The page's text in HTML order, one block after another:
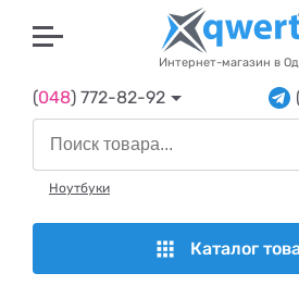
Интернет-магазин в
(048) 772-82-92
Ноутбуки
Каталог